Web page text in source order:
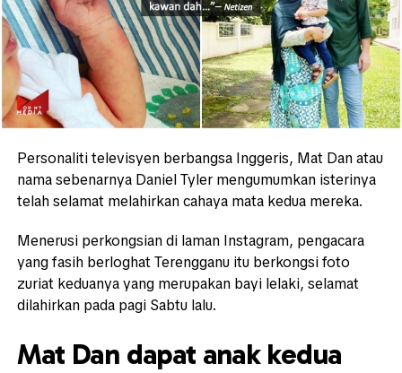
Personaliti televisyen berbangsa Inggeris, Mat Dan atau
nama sebenarnya Daniel Tyler mengumumkan isterinya
telah selamat melahirkan cahaya mata kedua mereka.
Menerusi perkongsian di laman Instagram, pengacara
yang fasih berloghat Terengganu itu berkongsi foto
zuriat keduanya yang merupakan bayi lelaki, selamat
dilahirkan pada pagi Sabtu lalu.
Mat Dan dapat anak kedua